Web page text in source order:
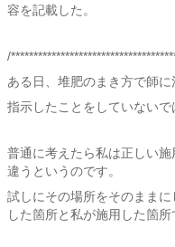
容を記載した。
/
ある日、堆肥のまき方で師に
指示したことをしていないで
普通に考えたら私は正しい
違うというのです。
試しにその場所をそのまま
した箇所と私が施用した箇